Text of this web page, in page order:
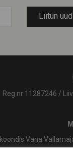
Liitun
Reg nr 11287246 /
Vana